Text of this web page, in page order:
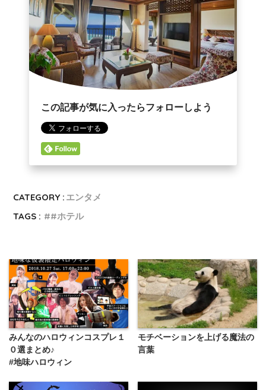
深夜アニメは2006～2014年ま
Powered by livedoor 相互
パンを持ち帰りたいイヌ
Powered by livedoor 相互
RSS
この記事が気に入ったらフォローしよう
CATEGORY : エンタメ
TAGS :
#ホテル
みんなのハロウィンコスプレ１
０選まとめ♪
#地味ハロウィン
モチベーションを上げる魔法の
言葉